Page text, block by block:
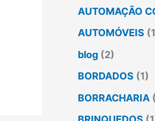
AUTOMAÇÃO
AUTOMÓVEIS
blog (2)
BORDADOS (1)
BORRACHARIA